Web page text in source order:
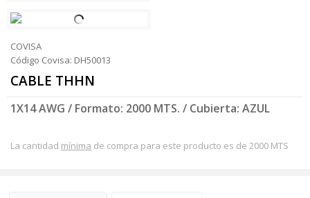
COVISA
Código Covisa: DH50013
CABLE THHN
1X14 AWG / Formato: 2000 MTS. / Cubierta: AZUL
La cantidad mínima de compra para este producto es de 2000 MTS